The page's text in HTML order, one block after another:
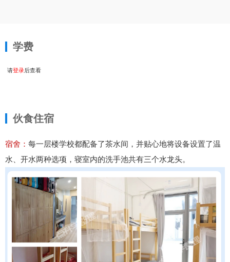
学费
请登录后查看
伙食住宿
宿舍： 每一层楼学校都配备了茶水间，并贴心地将设备设置了温
水、开水两种选项，寝室内的洗手池共有三个水龙头。